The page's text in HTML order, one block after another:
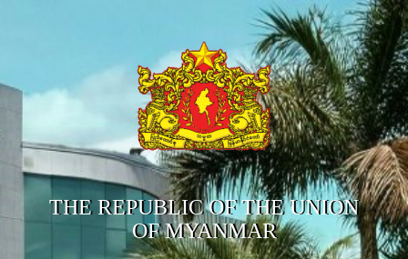
THE REPUBLIC OF THE UNION
OF MYANMAR